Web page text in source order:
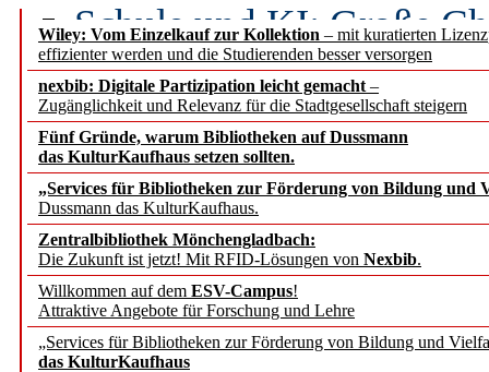
Wiley: Vom Einzelkauf zur Kollektion – mit kuratierten
effizienter werden und die Studierenden besser versorgen
nexbib: Digitale Partizipation leicht gemacht –
Zugänglichkeit und Relevanz für die Stadtgesellschaft steigern
Fünf Gründe, warum Bibliotheken auf Dussmann
das KulturKaufhaus setzen sollten.
„Services für Bibliotheken zur Förderung von Bildung und
Dussmann das KulturKaufhaus.
Zentralbibliothek Mönchengladbach:
Die Zukunft ist jetzt! Mit RFID-Lösungen von Nexbib.
Willkommen auf dem ESV-Campus!
Attraktive Angebote für Forschung und Lehre
„Services für Bibliotheken zur Förderung von Bildung und
das KulturKaufhaus
Schule und KI: Große
Voraussetzungen
Erfolgreiches erstes
Segment Research –
angepasst
konstruktiv!